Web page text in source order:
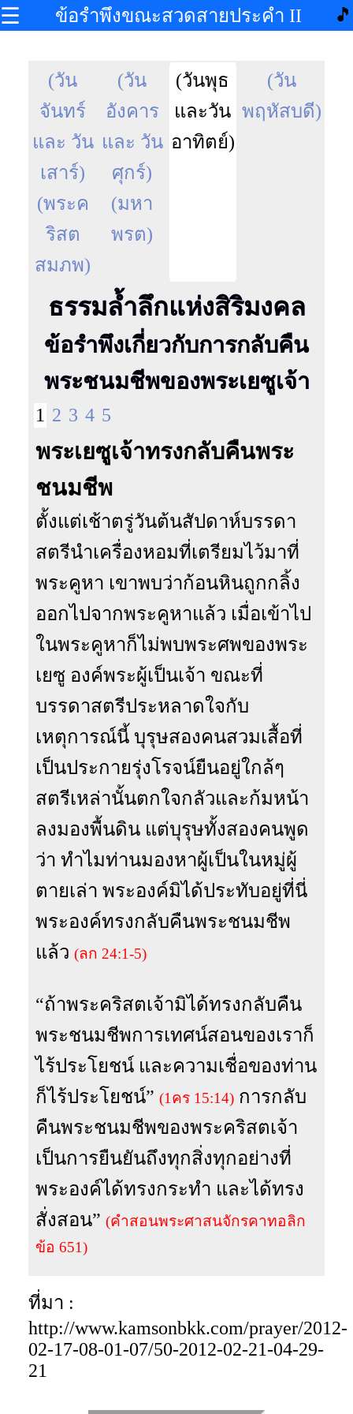
☰ ข้อรำพึงขณะสวดสายประคำ II 🎵
(วัน
จันทร์
และ วัน
เสาร์)
(พระค
ริสต
สมภพ)
(วัน
อังคาร
และ วัน
ศุกร์)
(มหา
พรต)
(วันพุธ
และวัน
อาทิตย์)
(วัน
พฤหัสบดี)
ธรรมล้ำลึกแห่งสิริมงคล
ข้อรำพึงเกี่ยวกับการกลับคืน
พระชนมชีพของพระเยซูเจ้า
1 2 3 4 5
พระเยซูเจ้าทรงกลับคืนพระ
ชนมชีพ
ตั้งแต่เช้าตรู่วันต้นสัปดาห์บรรดา
สตรีนำเครื่องหอมที่เตรียมไว้มาที่
พระคูหา เขาพบว่าก้อนหินถูกกลิ้ง
ออกไปจากพระคูหาแล้ว เมื่อเข้าไป
ในพระคูหาก็ไม่พบพระศพของพระ
เยซู องค์พระผู้เป็นเจ้า ขณะที่
บรรดาสตรีประหลาดใจกับ
เหตุการณ์นี้ บุรุษสองคนสวมเสื้อที่
เป็นประกายรุ่งโรจน์ยืนอยู่ใกล้ๆ
สตรีเหล่านั้นตกใจกลัวและก้มหน้า
ลงมองพื้นดิน แต่บุรุษทั้งสองคนพูด
ว่า ทำไมท่านมองหาผู้เป็นในหมู่ผู้
ตายเล่า พระองค์มิได้ประทับอยู่ที่นี่
พระองค์ทรงกลับคืนพระชนมชีพ
แล้ว (ลก 24:1-5)
“ถ้าพระคริสตเจ้ามิได้ทรงกลับคืน
พระชนมชีพการเทศน์สอนของเราก็
ไร้ประโยชน์ และความเชื่อของท่าน
ก็ไร้ประโยชน์” (1คร 15:14)การกลับ
คืนพระชนมชีพของพระคริสตเจ้า
เป็นการยืนยันถึงทุกสิ่งทุกอย่างที่
พระองค์ได้ทรงกระทำ และได้ทรง
สั่งสอน” (คำสอนพระศาสนจักรคาทอลิก
ข้อ 651)
ที่มา :
http://www.kamsonbkk.com/prayer/2012-
02-17-08-01-07/50-2012-02-21-04-29-
21